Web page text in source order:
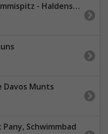
Calanda - Calandahütte SAC - Calanda
Davos Munts
Pany, Schwimmbad